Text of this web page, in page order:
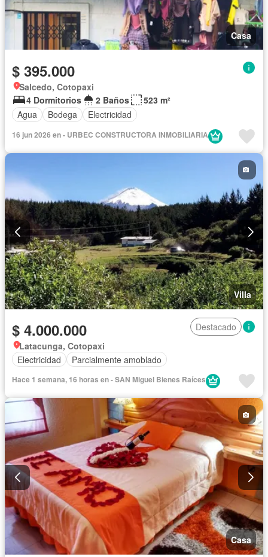
Casa
$ 395.000
Salcedo, Cotopaxi
4 Dormitorios
2 Baños
523 m²
Agua
Bodega Electricidad
16 jun 2026 en - URBEC CONSTRUCTORA INMOBILIARIA
Villa
$ 4.000.000
Destacado
Latacunga, Cotopaxi
Electricidad
Parcialmente amoblado
Hace 1 semana, 16 horas en - SAN Miguel Bienes Raíces
Casa